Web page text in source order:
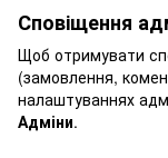
Сповіщення
Щоб отримувати
(замовлення,
налаштуваннях
Адміни.